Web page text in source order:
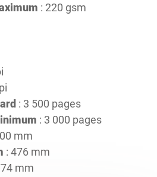
: 220 gsm
: 3 500 pages
: 3 000 pages
mm
: 476 mm
mm